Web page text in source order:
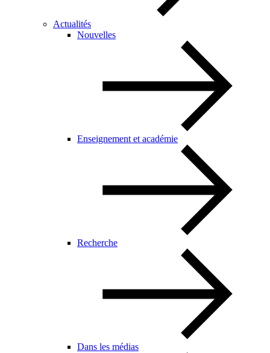
Actualités
Nouvelles
Enseignement et académie
Recherche
Dans les médias